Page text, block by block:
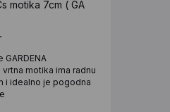
motika 7cm ( GA
GARDENA
motika ima radnu
i idealno je pogodna